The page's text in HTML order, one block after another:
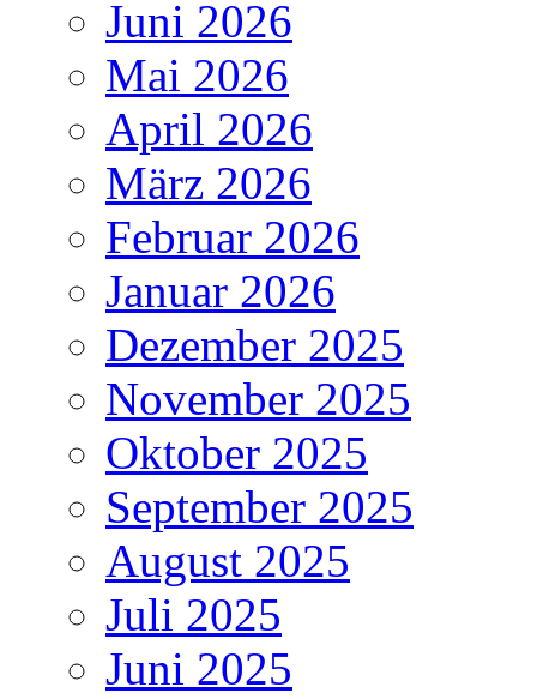
Juni 2026
Mai 2026
April 2026
März 2026
Februar 2026
Januar 2026
Dezember 2025
November 2025
Oktober 2025
September 2025
August 2025
Juli 2025
Juni 2025